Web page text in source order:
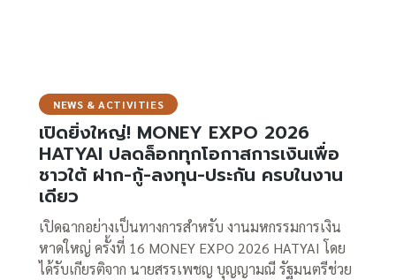
NEWS & ACTIVITIES
เปิดยิ่งใหญ่! MONEY EXPO 2026
HATYAI ปลดล็อกทุกโอกาสการเงินเพื่อ
ชาวใต้ ฝาก-กู้-ลงทุน-ประกัน ครบในงาน
เดียว
เปิดฉากอย่างเป็นทางการสำหรับ งานมหกรรมการเงิน
หาดใหญ่ ครั้งที่ 16 MONEY EXPO 2026 HATYAI โดย
ได้รับเกียรติจาก นายสรรเพชญ บุญญามณี รัฐมนตรีช่วย